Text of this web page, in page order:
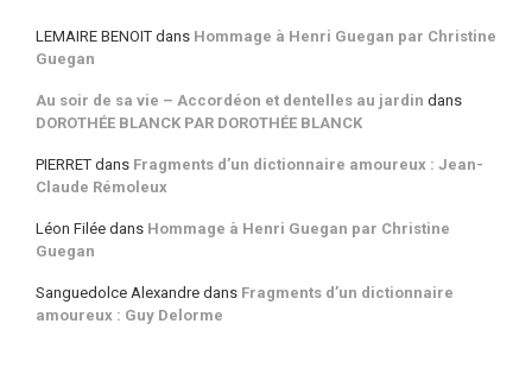
LEMAIRE BENOIT dans Hommage à Henri Guegan par Christine
Guegan
Au soir de sa vie – Accordéon et dentelles au jardin dans
DOROTHÉE BLANCK PAR DOROTHÉE BLANCK
PIERRET dans Fragments d’un dictionnaire amoureux : Jean-
Claude Rémoleux
Léon Filée dans Hommage à Henri Guegan par Christine
Guegan
Sanguedolce Alexandre dans Fragments d’un dictionnaire
amoureux : Guy Delorme